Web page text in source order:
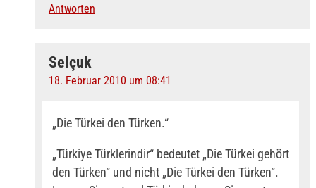
Antworten
Selçuk
18. Februar 2010 um 08:41
„Die Türkei den Türken.“
„Türkiye Türklerindir“ bedeutet „Die Türkei gehört
den Türken“ und nicht „Die Türkei den Türken“.